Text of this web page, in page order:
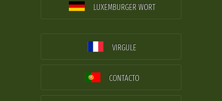
LUXEMBURGER WORT
VIRGULE
CONTACTO